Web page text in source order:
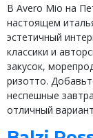
В Avero Mio на
настоящем
эстетичный
классики и
закусок,
ризотто.
неспешные
отличный